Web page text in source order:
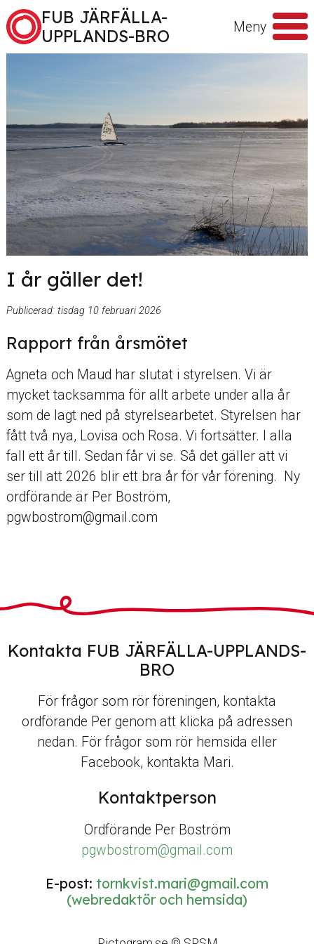
Hoppa till innehåll
FUB JÄRFÄLLA-
UPPLANDS-BRO
Meny
efter
I år gäller det!
Publicerad: tisdag 10 februari 2026
Rapport från årsmötet
Agneta och Maud har slutat i styrelsen. Vi är
mycket tacksamma för allt arbete under alla år
som de lagt ned på styrelsearbetet. Styrelsen har
fått två nya, Lovisa och Rosa. Vi fortsätter. I alla
fall ett år till. Sedan får vi se. Så det gäller att vi
ser till att 2026 blir ett bra år för vår förening. Ny
ordförande är Per Boström,
pgwbostrom@gmail.com
Kontakta FUB JÄRFÄLLA-UPPLANDS-
BRO
För frågor som rör föreningen, kontakta
ordförande Per genom att klicka på adressen
nedan. För frågor som rör hemsida eller
Facebook, kontakta Mari.
Kontaktperson
Ordförande Per Boström
pgwbostrom@gmail.com
E-post: tornkvist.mari@gmail.com
(webredaktör och hemsida)